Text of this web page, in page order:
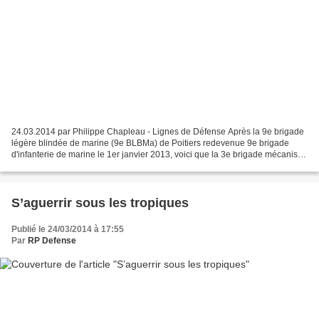
24.03.2014 par Philippe Chapleau - Lignes de Défense Après la 9e brigade
légère blindée de marine (9e BLBMa) de Poitiers redevenue 9e brigade
d'infanterie de marine le 1er janvier 2013, voici que la 3e brigade mécanisée
S’aguerrir sous les tropiques
Publié le 24/03/2014 à 17:55
Par RP Defense